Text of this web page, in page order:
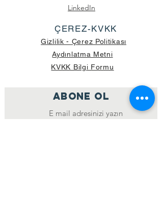
LinkedIn
ÇEREZ-KVKK
Gizlilik - Çerez Politikası
Aydınlatma Metni
KVKK Bilgi Formu
ABONE OL